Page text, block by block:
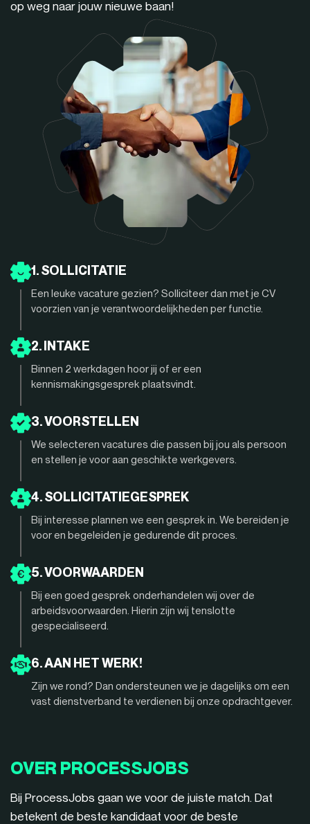
op weg naar jouw nieuwe baan!
1. SOLLICITATIE
Een leuke vacature gezien? Solliciteer dan met je CV
voorzien van je verantwoordelijkheden per functie.
2. INTAKE
Binnen 2 werkdagen hoor jij of er een
kennismakingsgesprek plaatsvindt.
3. VOORSTELLEN
We selecteren vacatures die passen bij jou als persoon
en stellen je voor aan geschikte werkgevers.
4. SOLLICITATIEGESPREK
Bij interesse plannen we een gesprek in. We bereiden je
voor en begeleiden je gedurende dit proces.
5. VOORWAARDEN
Bij een goed gesprek onderhandelen wij over de
arbeidsvoorwaarden. Hierin zijn wij tenslotte
gespecialiseerd.
6. AAN HET WERK!
Zijn we rond? Dan ondersteunen we je dagelijks om een
vast dienstverband te verdienen bij onze opdrachtgever.
OVER PROCESSJOBS
Bij ProcessJobs gaan we voor de juiste match. Dat
betekent de beste kandidaat voor de beste